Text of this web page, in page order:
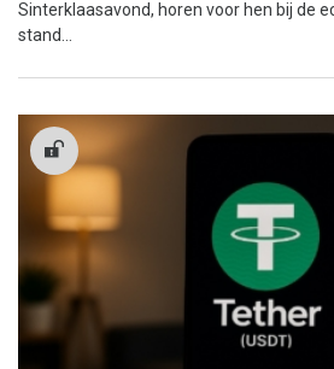
Sinterklaasavond, horen voor hen bij de
stand...